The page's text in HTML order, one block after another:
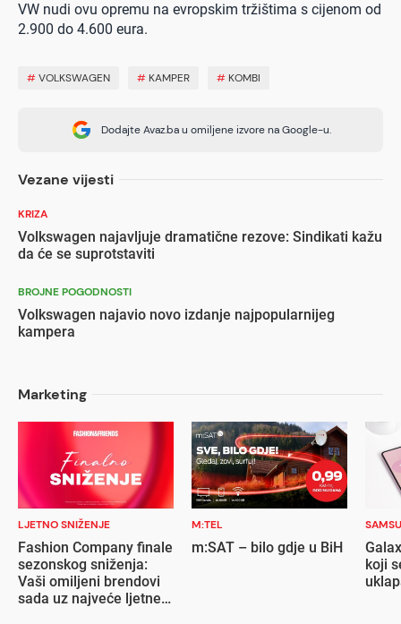
VW nudi ovu opremu na evropskim tržištima s cijenom od
2.900 do 4.600 eura.
#VOLKSWAGEN # KAMPER # KOMBI
Dodajte Avaz.ba u omiljene izvore na Google-u.
Vezane vijesti
KRIZA
Volkswagen najavljuje dramatične rezove: Sindikati kažu
da će se suprotstaviti
BROJNE POGODNOSTI
Volkswagen najavio novo izdanje najpopularnijeg
kampera
Marketing
LJETNO SNIŽENJE
Fashion Company finale
sezonskog sniženja:
Vaši omiljeni brendovi
sada uz najveće ljetne
M:TEL
m:SAT – bilo gdje u BiH
koji